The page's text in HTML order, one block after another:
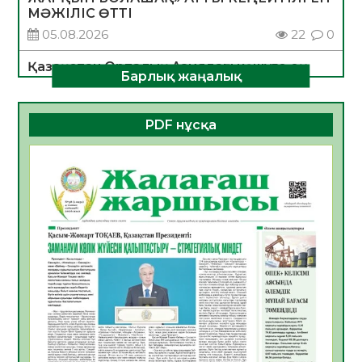
МӘЖІЛІС ӨТТІ
05.08.2026
22 0
Қазақстан Орталық Азиядағы көшуге ең
қолайлы ел атанды
05.08.2026
26 0
Өрт қауіпсіздігі талаптарын сақтау – әр
05.08.2026
Руслан Рүстемұлы облыс әкімінің
кеңесшісі болып тағайындалды
05.08.2026
22
Цифрландыру саласын дамыту аясында
салынатын жаңа орталықтың жобасы
талқыланды
05.08.2026
21
Алғашқы цифрлық жасанды интеллект
Барлық жаңалық
PDF нұсқа